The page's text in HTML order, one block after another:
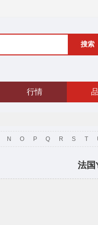
搜索
行情
N O P Q R S T
法国